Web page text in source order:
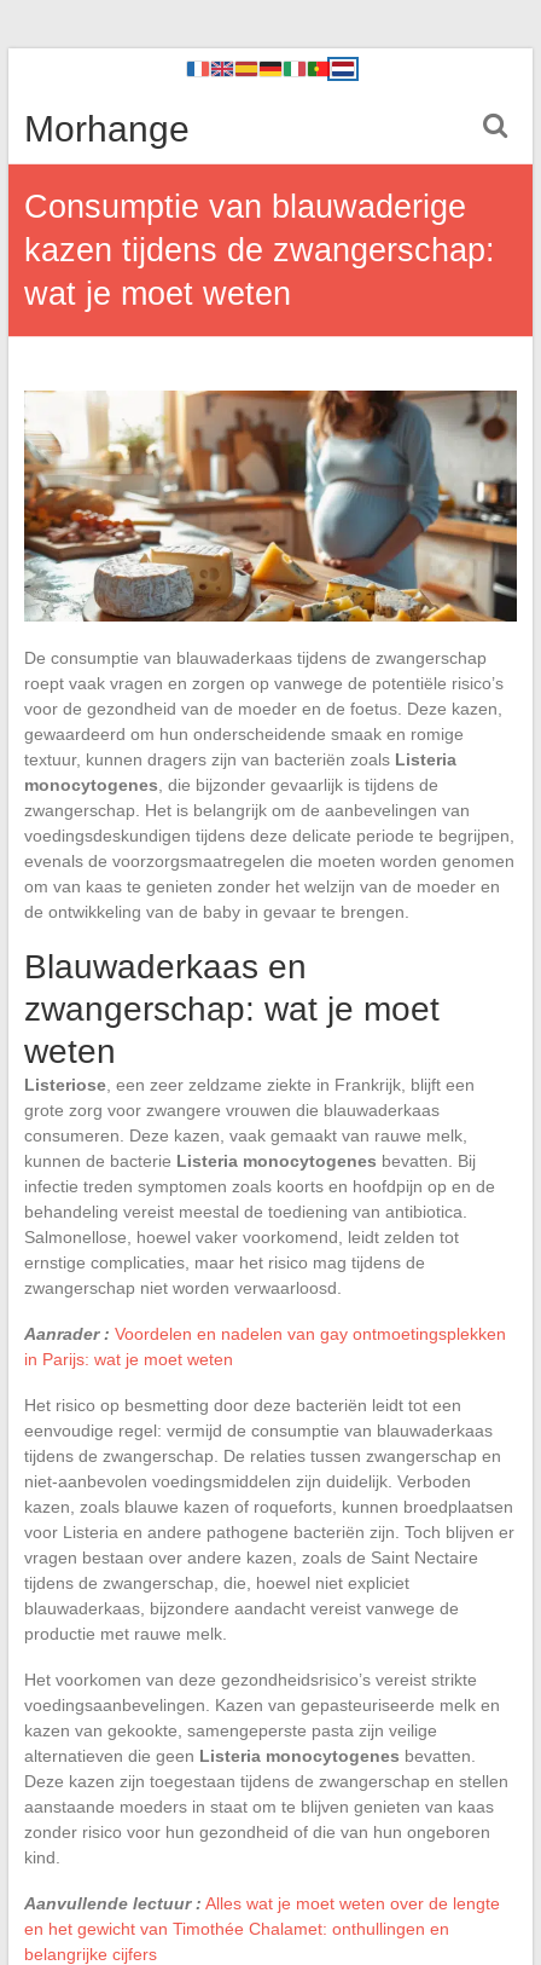
Morhange
Consumptie van blauwaderige
kazen tijdens de zwangerschap:
wat je moet weten
De consumptie van blauwaderkaas tijdens de zwangerschap
roept vaak vragen en zorgen op vanwege de potentiële risico’s
voor de gezondheid van de moeder en de foetus. Deze kazen,
gewaardeerd om hun onderscheidende smaak en romige
textuur, kunnen dragers zijn van bacteriën zoals Listeria
monocytogenes , die bijzonder gevaarlijk is tijdens de
zwangerschap. Het is belangrijk om de aanbevelingen van
voedingsdeskundigen tijdens deze delicate periode te begrijpen,
evenals de voorzorgsmaatregelen die moeten worden genomen
om van kaas te genieten zonder het welzijn van de moeder en
de ontwikkeling van de baby in gevaar te brengen.
Blauwaderkaas en
zwangerschap: wat je moet
weten
Listeriose, een zeer zeldzame ziekte in Frankrijk, blijft een
grote zorg voor zwangere vrouwen die blauwaderkaas
consumeren. Deze kazen, vaak gemaakt van rauwe melk,
kunnen de bacterie Listeria monocytogenes bevatten. Bij
infectie treden symptomen zoals koorts en hoofdpijn op en de
behandeling vereist meestal de toediening van antibiotica.
Salmonellose, hoewel vaker voorkomend, leidt zelden tot
ernstige complicaties, maar het risico mag tijdens de
zwangerschap niet worden verwaarloosd.
Aanrader : Voordelen en nadelen van gay ontmoetingsplekken
in Parijs: wat je moet weten
Het risico op besmetting door deze bacteriën leidt tot een
eenvoudige regel: vermijd de consumptie van blauwaderkaas
tijdens de zwangerschap. De relaties tussen zwangerschap en
niet-aanbevolen voedingsmiddelen zijn duidelijk. Verboden
kazen, zoals blauwe kazen of roqueforts, kunnen broedplaatsen
voor Listeria en andere pathogene bacteriën zijn. Toch blijven er
vragen bestaan over andere kazen, zoals de Saint Nectaire
tijdens de zwangerschap, die, hoewel niet expliciet
blauwaderkaas, bijzondere aandacht vereist vanwege de
productie met rauwe melk.
Het voorkomen van deze gezondheidsrisico’s vereist strikte
voedingsaanbevelingen. Kazen van gepasteuriseerde melk en
kazen van gekookte, samengeperste pasta zijn veilige
alternatieven die geen Listeria monocytogenes bevatten.
Deze kazen zijn toegestaan tijdens de zwangerschap en stellen
aanstaande moeders in staat om te blijven genieten van kaas
zonder risico voor hun gezondheid of die van hun ongeboren
kind.
Aanvullende lectuur : Alles wat je moet weten over de lengte
en het gewicht van Timothée Chalamet: onthullingen en
belangrijke cijfers